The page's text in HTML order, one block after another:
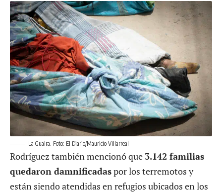
La Guaira. Foto: El Diario/Mauricio Villarreal
Rodríguez también mencionó que 3.142 familias
quedaron damnificadaspor los terremotos y
están siendo atendidas en refugios ubicados en los